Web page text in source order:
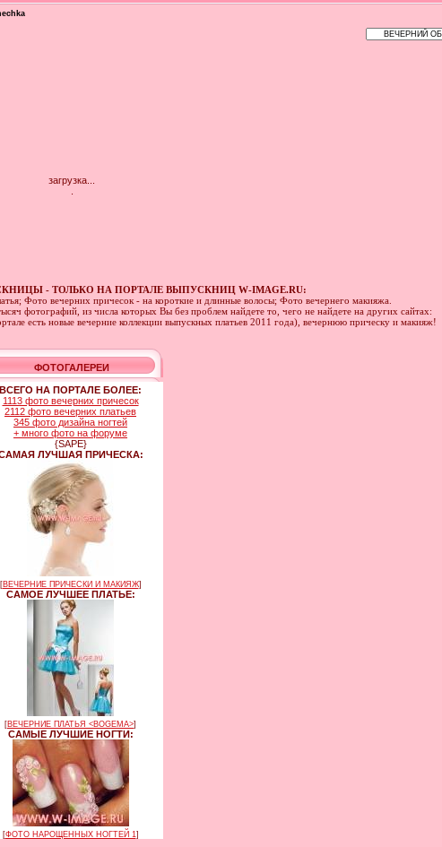
загрузка...
.
- ТОЛЬКО НА ПОРТАЛЕ ВЫПУСКНИЦ W-IMAGE.RU:
Фото вечерних причесок - на короткие и длинные волосы; Фото вечернего макияжа.
фотографий, из числа которых Вы без проблем найдете то, чего не найдете на других сайтах:
есть новые вечерние коллекции выпускных платьев 2011 года), вечернюю прическу и макияж!
ФОТОГАЛЕРЕИ
ВСЕГО НА ПОРТАЛЕ БОЛЕЕ:
1113 фото вечерних причесок
2112 фото вечерних платьев
345 фото дизайна ногтей
+ много фото на форуме
{SAPE}
ЛУЧШАЯ ПРИЧЕСКА:
[ВЕЧЕРНИЕ ПРИЧЕСКИ И МАКИЯЖ]
САМОЕ ЛУЧШЕЕ ПЛАТЬЕ:
[ВЕЧЕРНИЕ ПЛАТЬЯ <BOGEMA>]
САМЫЕ ЛУЧШИЕ НОГТИ:
[ФОТО НАРОЩЕННЫХ НОГТЕЙ 1]